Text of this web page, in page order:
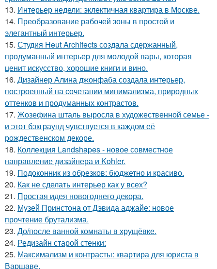
13. Интерьер недели: эклектичная квартира в Москве.
14. Преобразование рабочей зоны в простой и
элегантный интерьер.
15. Студия Heut Architects создала сдержанный,
продуманный интерьер для молодой пары, которая
ценит искусство, хорошие книги и вино.
16. Дизайнер Алина джонфаба создала интерьер,
построенный на сочетании минимализма, природных
оттенков и продуманных контрастов.
17. Жозефина шталь выросла в художественной семье -
и этот бэкграунд чувствуется в каждом её
рождественском декоре.
18. Коллекция Landshapes - новое совместное
направление дизайнера и Kohler.
19. Подоконник из обрезков: бюджетно и красиво.
20. Как не сделать интерьер как у всех?
21. Простая идея новогоднего декора.
22. Музей Принстона от Дэвида аджайе: новое
прочтение брутализма.
23. До/после ванной комнаты в хрущёвке.
24. Редизайн старой стенки:
25. Максимализм и контрасты: квартира для юриста в
Варшаве.